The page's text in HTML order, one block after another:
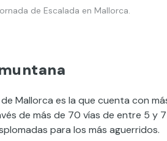
de Escalada en Mallorca.
Mallorca es la que cuenta con
de más de 70 vías de entre 5 y
para los más aguerridos.